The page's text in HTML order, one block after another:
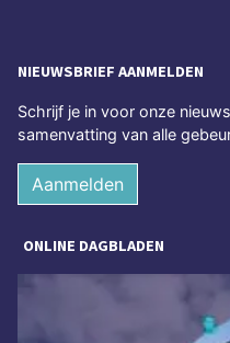
NIEUWSBRIEF AANMELDEN
Schrijf je in voor onze
samenvatting van alle
Aanmelden
ONLINE DAGBLADEN